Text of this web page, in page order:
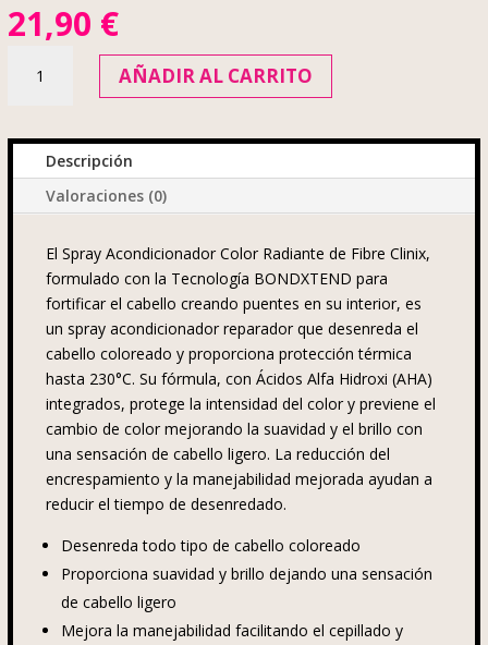
21,90 €
CLINIX
Radiante
200ml
AÑADIR AL CARRITO
Descripción
Valoraciones (0)
El Spray Acondicionador Color Radiante de Fibre Clinix,
formulado con la Tecnología BONDXTEND para
fortificar el cabello creando puentes en su interior, es
un spray acondicionador reparador que desenreda el
cabello coloreado y proporciona protección térmica
hasta 230°C. Su fórmula, con Ácidos Alfa Hidroxi (AHA)
integrados, protege la intensidad del color y previene el
cambio de color mejorando la suavidad y el brillo con
una sensación de cabello ligero. La reducción del
encrespamiento y la manejabilidad mejorada ayudan a
reducir el tiempo de desenredado.
Desenreda todo tipo de cabello coloreado
Proporciona suavidad y brillo dejando una sensación
de cabello ligero
Mejora la manejabilidad facilitando el cepillado y